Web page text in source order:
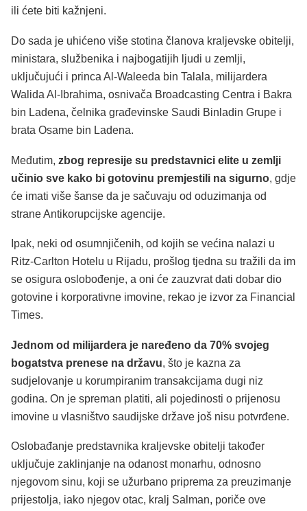
ili ćete biti kažnjeni.
Do sada je uhićeno više stotina članova kraljevske obitelji,
ministara, službenika i najbogatijih ljudi u zemlji,
uključujući i princa Al-Waleeda bin Talala, milijardera
Walida Al-Ibrahima, osnivača Broadcasting Centra i Bakra
bin Ladena, čelnika građevinske Saudi Binladin Grupe i
brata Osame bin Ladena.
Međutim, zbog represije su predstavnici elite u zemlji
učinio sve kako bi gotovinu premjestili na sigurno, gdje
će imati više šanse da je sačuvaju od oduzimanja od
strane Antikorupcijske agencije.
Ipak, neki od osumnjičenih, od kojih se većina nalazi u
Ritz-Carlton Hotelu u Rijadu, prošlog tjedna su tražili da im
se osigura oslobođenje, a oni će zauzvrat dati dobar dio
gotovine i korporativne imovine, rekao je izvor za Financial
Times.
Jednom od milijardera je naređeno da 70% svojeg
bogatstva prenese na državu, što je kazna za
sudjelovanje u korumpiranim transakcijama dugi niz
godina. On je spreman platiti, ali pojedinosti o prijenosu
imovine u vlasništvo saudijske države još nisu potvrđene.
Oslobađanje predstavnika kraljevske obitelji također
uključuje zaklinjanje na odanost monarhu, odnosno
njegovom sinu, koji se užurbano priprema za preuzimanje
prijestolja, iako njegov otac, kralj Salman, poriče ove